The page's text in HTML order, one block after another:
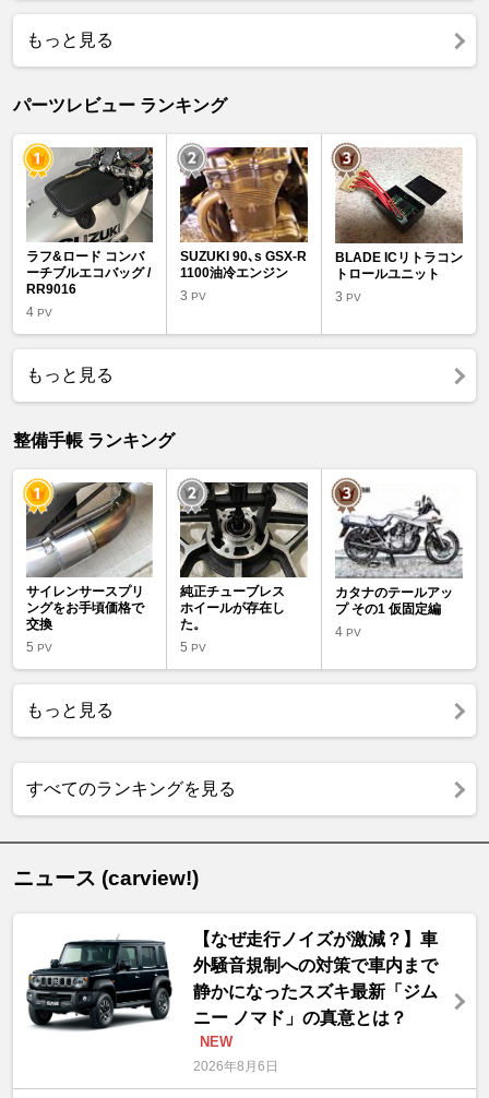
もっと見る
パーツレビュー ランキング
ラフ&ロード コンバ
ーチブルエコバッグ /
RR9016
4 PV
SUZUKI 90､s GSX-R
1100油冷エンジン
3PV
BLADE ICリトラコン
トロールユニット
3 PV
もっと見る
整備手帳 ランキング
サイレンサースプリ
ングをお手頃価格で
交換
5 PV
純正チューブレス
ホイールが存在し
た。
5PV
カタナのテールアッ
プ その1 仮固定編
4 PV
もっと見る
すべてのランキングを見る
ニュース (carview!)
【なぜ走行ノイズが激減？】車
外騒音規制への対策で車内まで
静かになったスズキ最新「ジム
ニー ノマド」の真意とは？
NEW
2026年8月6日